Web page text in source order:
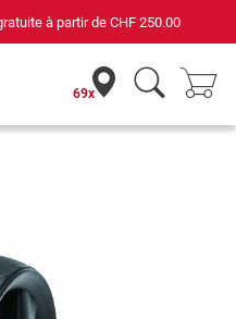
à partir de CHF 250.00
69x